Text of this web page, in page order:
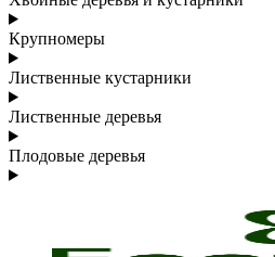
Крупномеры
Лиственные кустарники
Лиственные деревья
Плодовые деревья